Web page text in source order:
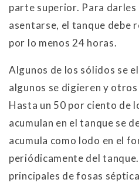
parte superior. Para
asentarse, el tanque debe
por lo menos 24 horas.
Algunos de los sólidos se
algunos se digieren y
Hasta un 50 por ciento de
acumulan en el tanque se
acumula como lodo en el
periódicamente del
principales de fosas